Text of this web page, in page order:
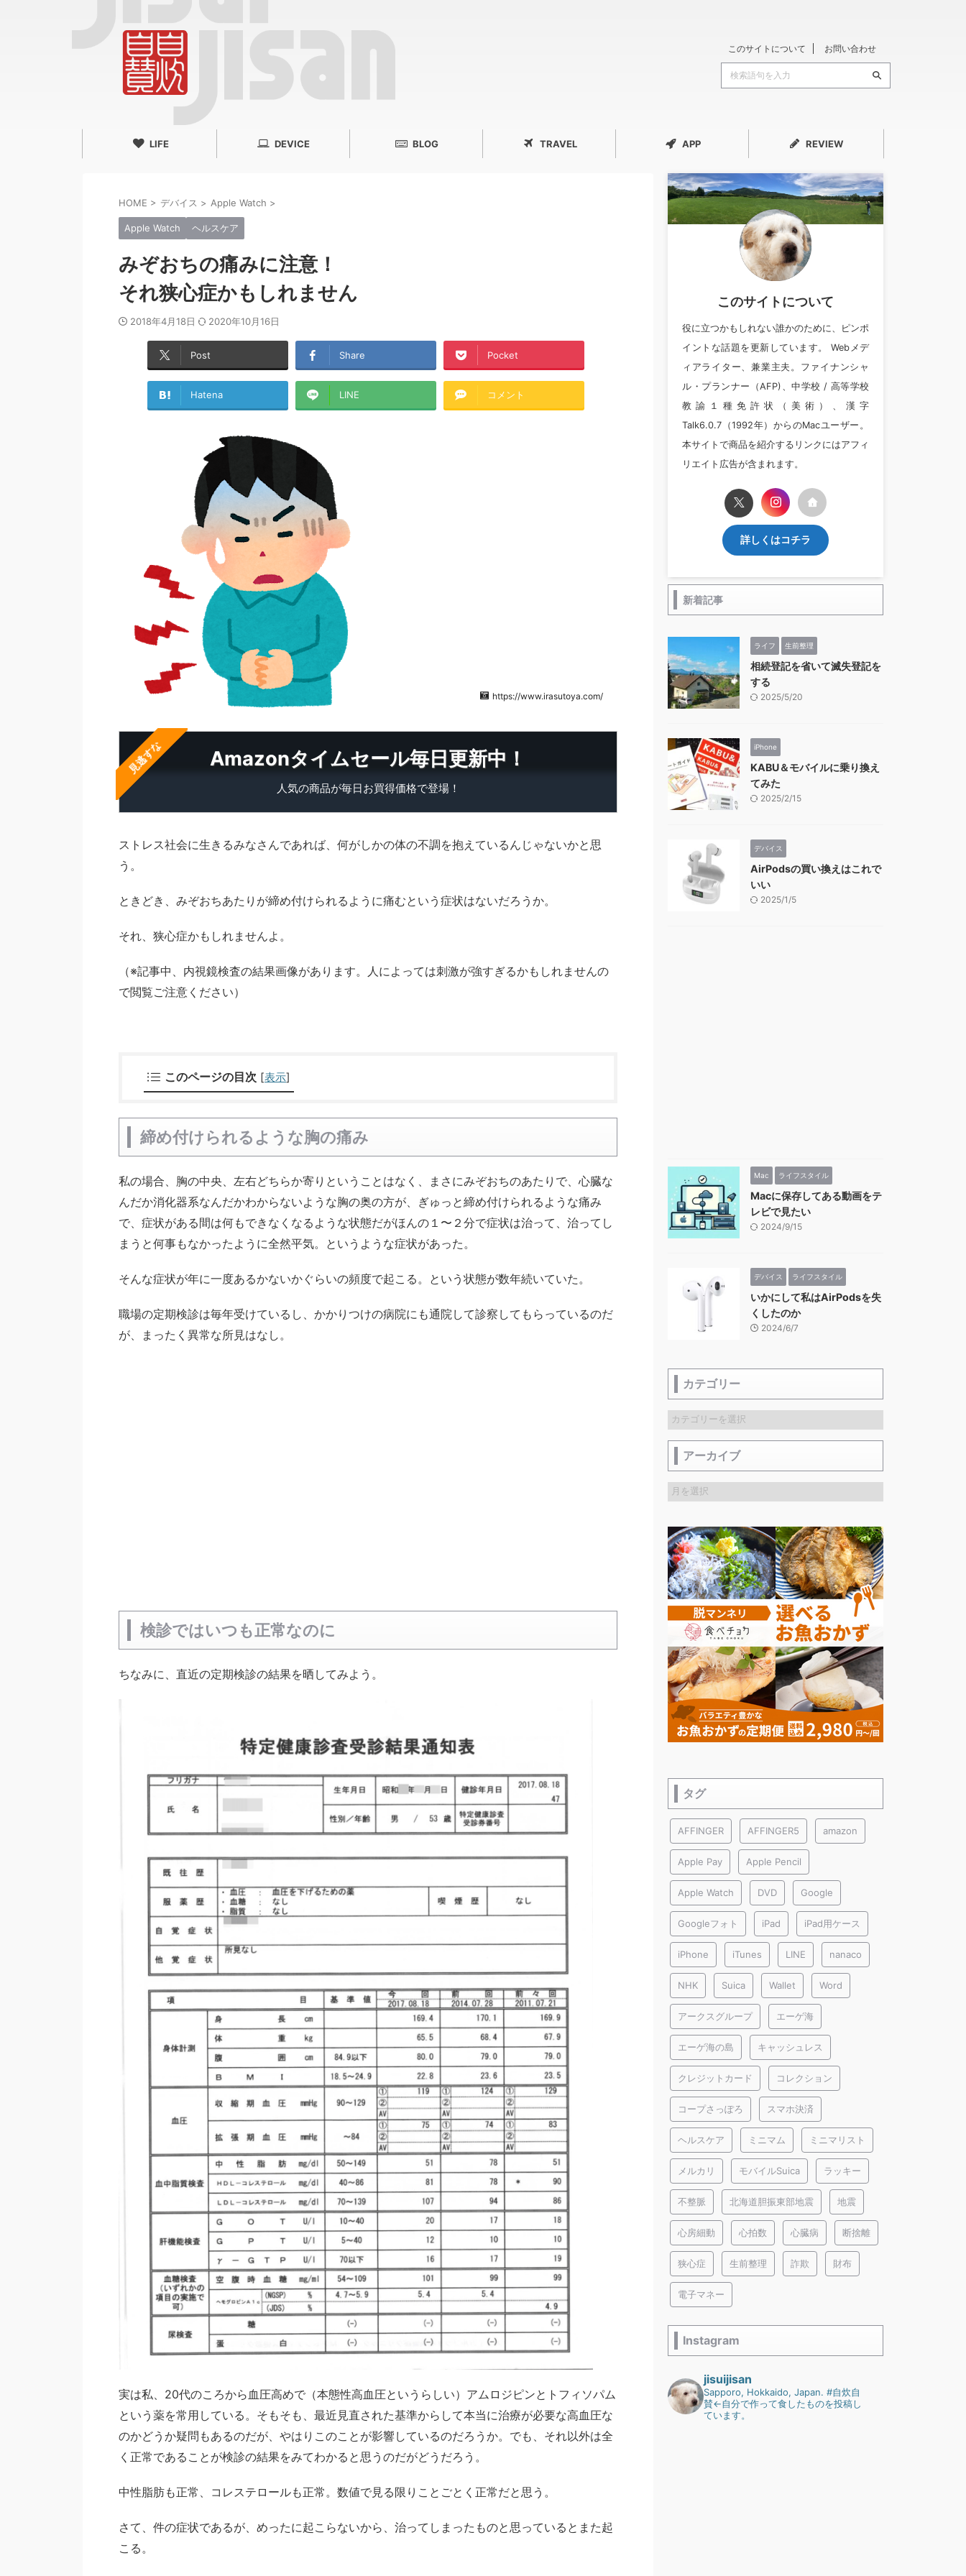
このサイトについて お問い合わせ
LIFE DEVICE BLOG TRAVEL APP REVIEW
HOME > デバイス > Apple Watch >
Apple Watch ヘルスケア
みぞおちの痛みに注意！
それ狭心症かもしれません
2018年4月18日 2020年10月16日
Post Share Pocket
Hatena LINE コメント
https://www.irasutoya.com/
見逃すな Amazonタイムセール毎日更新中！
人気の商品が毎日お買得価格で登場！
ストレス社会に生きるみなさんであれば、何がしかの体の不調を抱えているんじゃないかと思
う。
ときどき、みぞおちあたりが締め付けられるように痛むという症状はないだろうか。
それ、狭心症かもしれませんよ。
（※記事中、内視鏡検査の結果画像があります。人によっては刺激が強すぎるかもしれませんの
で閲覧ご注意ください）
このページの目次 [表示]
締め付けられるような胸の痛み
私の場合、胸の中央、左右どちらか寄りということはなく、まさにみぞおちのあたりで、心臓な
んだか消化器系なんだかわからないような胸の奥の方が、ぎゅっと締め付けられるような痛み
で、症状がある間は何もできなくなるような状態だがほんの１〜２分で症状は治って、治ってし
まうと何事もなかったように全然平気。というような症状があった。
そんな症状が年に一度あるかないかぐらいの頻度で起こる。という状態が数年続いていた。
職場の定期検診は毎年受けているし、かかりつけの病院にも通院して診察してもらっているのだ
が、まったく異常な所見はなし。
検診ではいつも正常なのに
ちなみに、直近の定期検診の結果を晒してみよう。
実は私、20代のころから血圧高めで（本態性高血圧というらしい）アムロジピンとトフィソパム
という薬を常用している。そもそも、最近見直された基準からして本当に治療が必要な高血圧な
のかどうか疑問もあるのだが、やはりこのことが影響しているのだろうか。でも、それ以外は全
く正常であることが検診の結果をみてわかると思うのだがどうだろう。
中性脂肪も正常、コレステロールも正常。数値で見る限りことごとく正常だと思う。
さて、件の症状であるが、めったに起こらないから、治ってしまったものと思っているとまた起
こる。
このサイトについて
役に立つかもしれない誰かのために、ピンポ
イントな話題を更新しています。 Webメデ
ィアライター、兼業主夫。ファイナンシャ
ル・プランナー（AFP)、中学校 / 高等学校
教諭１種免許状（美術）、漢字
Talk6.0.7（1992年）からのMacユーザー。
本サイトで商品を紹介するリンクにはアフィ
リエイト広告が含まれます。
詳しくはコチラ
新着記事
ライフ 生前整理
相続登記を省いて滅失登記を
する
2025/5/20
iPhone
KABU＆モバイルに乗り換え
てみた
2025/2/15
デバイス
AirPodsの買い換えはこれで
いい
2025/1/5
Mac ライフスタイル
Macに保存してある動画をテ
レビで見たい
2024/9/15
デバイス ライフスタイル
いかにして私はAirPodsを失
くしたのか
2024/6/7
カテゴリー
アーカイブ
タグ
AFFINGER AFFINGER5 amazon
Apple Pay Apple Pencil
Apple Watch DVD Google
Googleフォト iPad iPad用ケース
iPhone iTunes LINE nanaco
NHK Suica Wallet Word
アークスグループ エーゲ海
エーゲ海の島 キャッシュレス
クレジットカード コレクション
コープさっぽろ スマホ決済
ヘルスケア ミニマム ミニマリスト
メルカリ モバイルSuica ラッキー
不整脈 北海道胆振東部地震 地震
心房細動 心拍数 心臓病 断捨離
狭心症 生前整理 詐欺 財布
電子マネー
Instagram
jisuijisan
Sapporo, Hokkaido, Japan. #自炊自
賛←自分で作って食したものを投稿し
ています。